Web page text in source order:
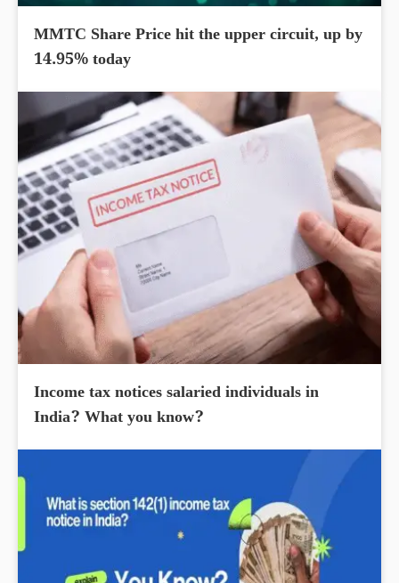
MMTC Share Price hit the upper circuit, up by
14.95% today
Income tax notices salaried individuals in
India? What you know?